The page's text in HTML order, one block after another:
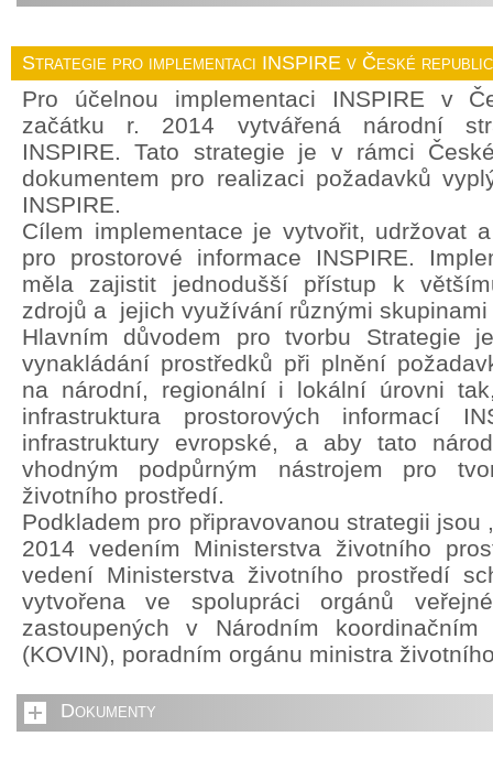
Strategie pro implementaci INSPIRE v České
Pro účelnou implementaci INSPIRE v
začátku r. 2014 vytvářená národní
INSPIRE. Tato strategie je v rámci
dokumentem pro realizaci požadavků
INSPIRE.
Cílem implementace je vytvořit, udržovat
pro prostorové informace INSPIRE.
měla zajistit jednodušší přístup k
zdrojů a jejich využívání různými skupinami
Hlavním důvodem pro tvorbu Strategie
vynakládání prostředků při plnění
na národní, regionální i lokální úrovni
infrastruktura prostorových informací
infrastruktury evropské, a aby tato
vhodným podpůrným nástrojem pro
životního prostředí.
Podkladem pro připravovanou strategii jsou
2014 vedením Ministerstva životního
vedení Ministerstva životního prostředí
vytvořena ve spolupráci orgánů
zastoupených v Národním
(KOVIN), poradním orgánu ministra
Dokumenty